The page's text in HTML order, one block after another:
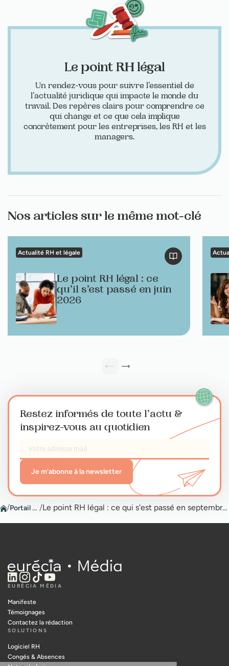
Le point RH légal
Un rendez-vous pour suivre l’essentiel de
l’actualité juridique qui impacte le monde du
travail. Des repères clairs pour comprendre ce
qui change et ce que cela implique
concrètement pour les entreprises, les RH et les
managers.
Nos articles sur le même mot-clé
Actualité RH et légale
Le point RH légal : ce
qu’il s’est passé en juin
2026
Restez informés de toute l’actu &
inspirez-vous au quotidien
Je m’abonne à la newsletter
/ Portail RH / Le point RH légal : ce qui s'est passé en septembre 2025
EURÉCIA MÉDIA
Manifeste
Témoignages
Contactez la rédaction
SOLUTIONS
Logiciel RH
Congés & Absences